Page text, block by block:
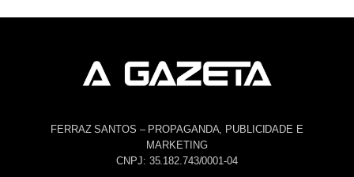
FERRAZ SANTOS – PROPAGANDA, PUBLICIDADE E
MARKETING
CNPJ: 35.182.743/0001-04